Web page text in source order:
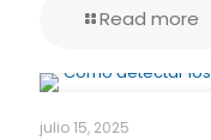
Read more
julio 15, 2025